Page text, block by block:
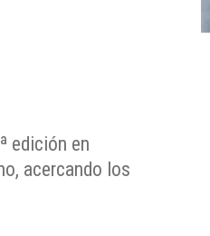
edición en
acercando los